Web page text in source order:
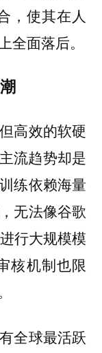
，使其在人
全面落后。
高效的软硬
流趋势却是
练依赖海量
无法像谷歌
行大规模模
核机制也限
全球最活跃